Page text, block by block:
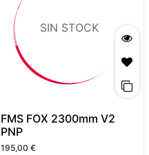
SIN STOCK
FMS FOX 2300mm V2
PNP
195,00 €